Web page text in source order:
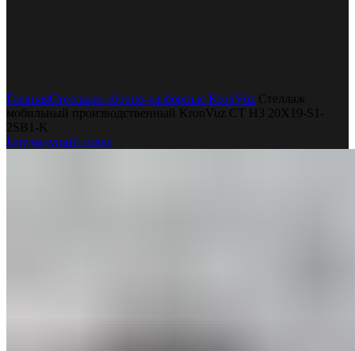
ГлавнаяСтеллажи сборно-разборные KronVuz Стеллаж
мобильный производственный KronVuz CT H3 20Х19-S1-
2SB1-K
Предыдущий товар